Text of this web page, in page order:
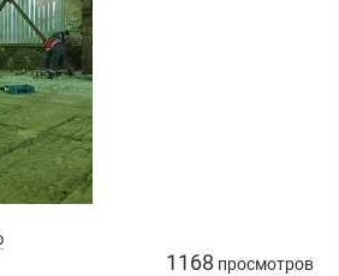
1168 просмотров